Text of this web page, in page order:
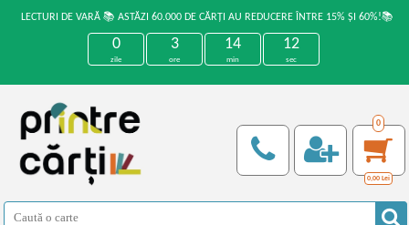
LECTURI DE VARĂ 📚 ASTĂZI 60.000 DE CĂRȚI AU REDUCERE ÎNTRE 15% ȘI 60%!📚
0
zile
3
ore
14
min
12
sec
0
0,00 Lei